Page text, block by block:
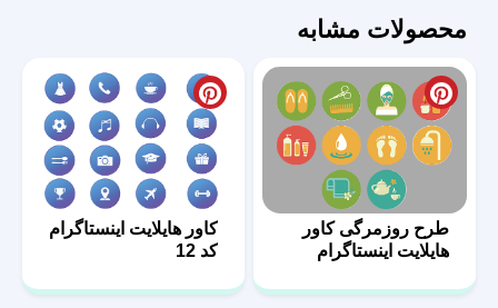
محصولات مشابه
طرح روزمرگی کاور
هایلایت اینستاگرام
کاور هایلایت اینستاگرام
کد 12